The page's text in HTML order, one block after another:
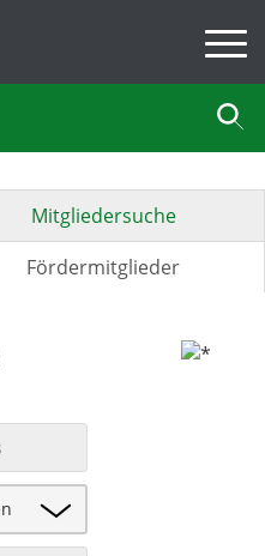
Mitgliedersuche
Fördermitglieder